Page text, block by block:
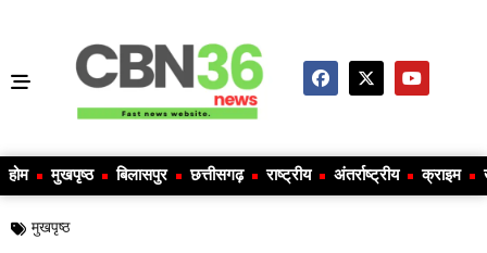
होम मुखपृष्ठ बिलासपुर छत्तीसगढ़ राष्ट्रीय अंतर्राष्ट्रीय क्राइम
मुखपृष्ठ